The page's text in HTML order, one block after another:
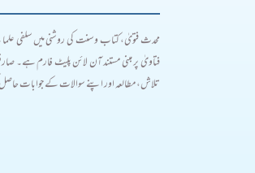
محدث فتویٰ، کتاب و سنت کی روشنی میں سلفی
فتاویٰ پر مبنی مستند آن لائن پلیٹ فارم ہے۔
تلاش، مطالعہ اور اپنے سوالات کے جوابات